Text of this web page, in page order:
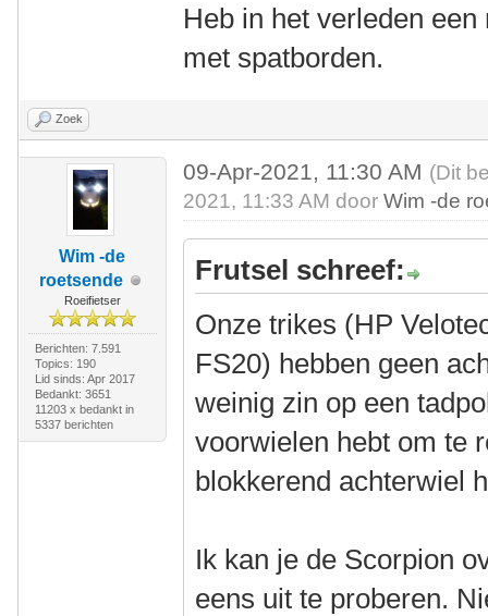
Heb in het verleden
met spatborden.
Zoek
Wim -de
roetsende
Roeifietser
Berichten: 7.591
Topics: 190
Lid sinds: Apr 2017
Bedankt: 3651
11203 x bedankt in
5337 berichten
09-Apr-2021, 11:30 AM (Dit
2021, 11:33 AM doorWim -de
Frutsel schreef:
Onze trikes (HP
FS20) hebben geen
weinig zin op een
voorwielen hebt om te
blokkerend achterwiel
Ik kan je de Scorpion
eens uit te proberen.